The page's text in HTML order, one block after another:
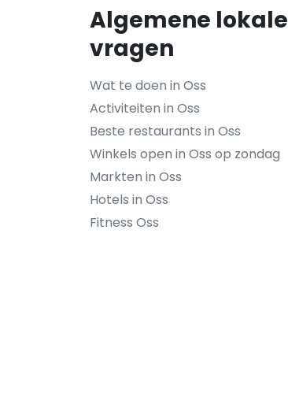
Algemene lokale
vragen
Wat te doen in Oss
Activiteiten in Oss
Beste restaurants in Oss
Winkels open in Oss op zondag
Markten in Oss
Hotels in Oss
Fitness Oss